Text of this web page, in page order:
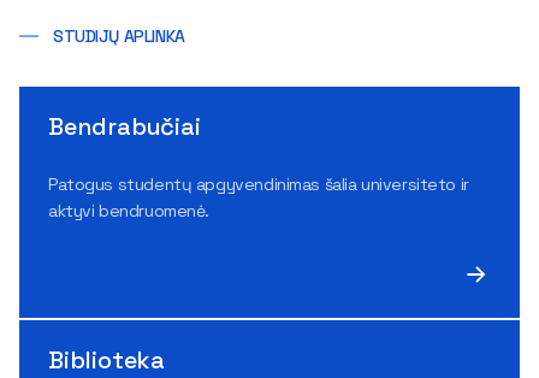
STUDIJŲ APLINKA
Bendrabučiai
Patogus studentų apgyvendinimas šalia universiteto ir
aktyvi bendruomenė.
Biblioteka